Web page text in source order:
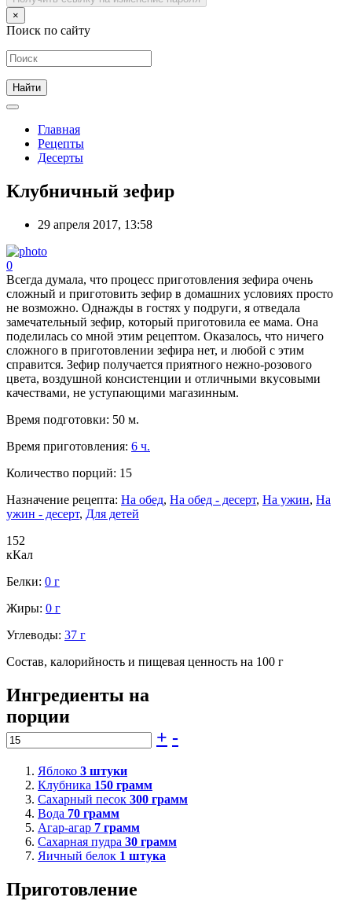
×
Поиск по сайту
Главная
Рецепты
Десерты
Клубничный зефир
29 апреля 2017, 13:58
0
Всегда думала, что процесс приготовления зефира очень
сложный и приготовить зефир в домашних условиях просто
не возможно. Однажды в гостях у подруги, я отведала
замечательный зефир, который приготовила ее мама. Она
поделилась со мной этим рецептом. Оказалось, что ничего
сложного в приготовлении зефира нет, и любой с этим
справится. Зефир получается приятного нежно-розового
цвета, воздушной консистенции и отличными вкусовыми
качествами, не уступающими магазинным.
Время подготовки: 50 м.
Время приготовления: 6 ч.
Количество порций: 15
Назначение рецепта: На обед, На обед - десерт, На ужин, На
ужин - десерт, Для детей
152
кКал
Белки: 0 г
Жиры: 0 г
Углеводы: 37 г
Состав, калорийность и пищевая ценность на 100 г
Ингредиенты на
порции
+ -
Яблоко 3 штуки
Клубника 150 грамм
Сахарный песок 300 грамм
Вода 70 грамм
Агар-агар 7 грамм
Сахарная пудра 30 грамм
Яичный белок 1 штука
Приготовление